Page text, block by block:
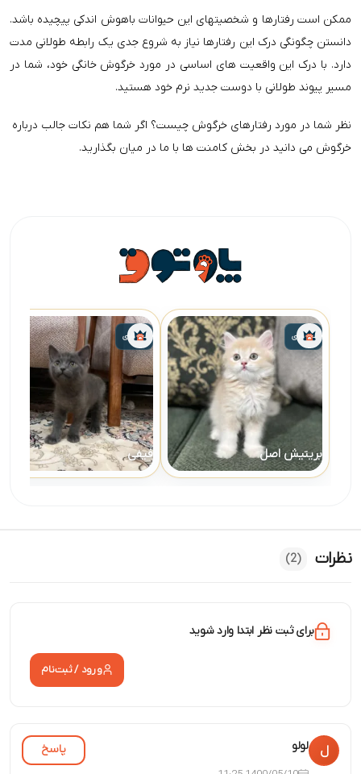
ممکن است رفتارها و شخصیتهای این حیوانات باهوش اندکی پیچیده باشد.
دانستن چگونگی درک این رفتارها نیاز به شروع جدی یک رابطه طولانی مدت
دارد. با درک این واقعیت های اساسی در مورد خرگوش خانگی خود، شما در
مسیر پیوند طولانی با دوست جدید نرم خود هستید.
نظر شما در مورد رفتارهای خرگوش چیست؟ اگر شما هم نکات جالب درباره
خرگوش می دانید در بخش کامنت ها با ما در میان بگذارید.
واگذاری
بریتیش اصل
واگذاری
فیفی
نظرات (2)
برای ثبت نظر ابتدا وارد شوید
ورود / ثبت‌نام
ل لولو پاسخ